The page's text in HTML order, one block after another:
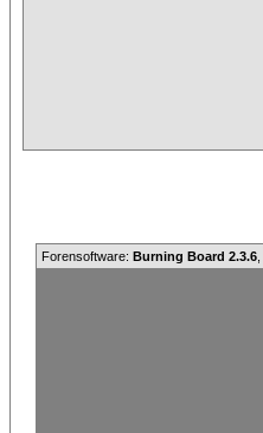
Forensoftware: Burning Board 2.3.6